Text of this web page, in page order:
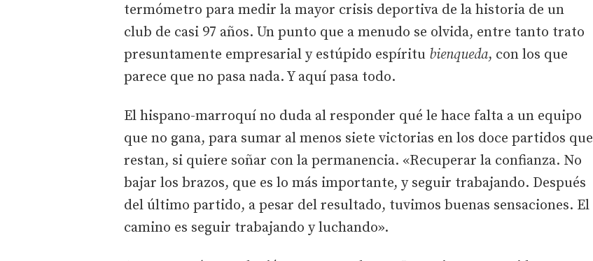
termómetro para medir la mayor crisis deportiva de la historia de un
club de casi 97 años. Un punto que a menudo se olvida, entre tanto trato
presuntamente empresarial y estúpido espíritu bienqueda, con los que
parece que no pasa nada. Y aquí pasa todo.
El hispano-marroquí no duda al responder qué le hace falta a un equipo
que no gana, para sumar al menos siete victorias en los doce partidos que
restan, si quiere soñar con la permanencia. «Recuperar la confianza. No
bajar los brazos, que es lo más importante, y seguir trabajando. Después
del último partido, a pesar del resultado, tuvimos buenas sensaciones. El
camino es seguir trabajando y luchando».